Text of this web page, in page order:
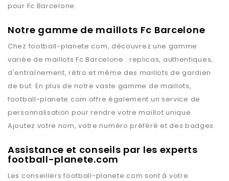
pour Fc Barcelone.
Notre gamme de maillots Fc Barcelone
Chez football-planete.com, découvrez une gamme
variée de maillotsFc Barcelone : replicas, authentiques,
d'entraînement, rétro et même des maillots de gardien
de but. En plus de notre vaste gamme de maillots,
football-planete.com offre également un service de
personnalisation pour rendre votre maillot unique.
Ajoutez votre nom, votre numéro préféré et des badges.
Assistance et conseils par les experts
football-planete.com
Les conseillersfootball-planete.com sont à votre